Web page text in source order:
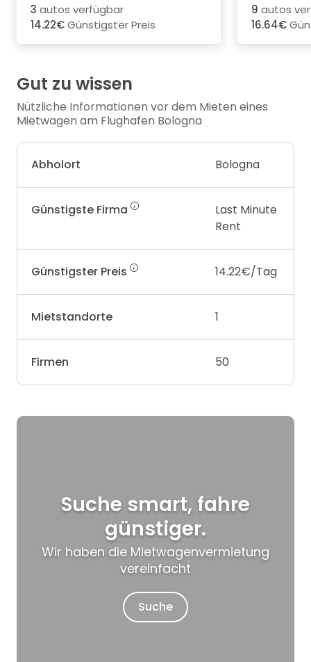
3 autos verfügbar
14.22€Günstigster Preis
9 autos
16.64€
Gut zu wissen
Nützliche Informationen vor dem Mieten eines
Mietwagen am Flughafen Bologna
Abholort Bologna
Günstigste Firma
Last Minute
Rent
Günstigster Preis 14.22€/Tag
Mietstandorte 1
Firmen 50
Suche smart, fahre
günstiger.
Wir haben die Mietwagenvermietung
vereinfacht
Suche